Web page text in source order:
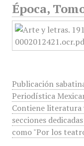
Época,
Publicación
Periodística
Contiene literatura
secciones
como "Por los